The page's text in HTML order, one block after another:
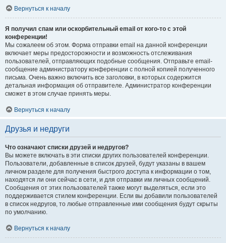
Вернуться к началу
Я получил спам или оскорбительный email от кого-то с этой
конференции!
Мы сожалеем об этом. Форма отправки email на данной конференции
включает меры предосторожности и возможность отслеживания
пользователей, отправляющих подобные сообщения. Отправьте email-
сообщение администратору конференции с полной копией полученного
письма. Очень важно включить все заголовки, в которых содержится
детальная информация об отправителе. Администратор конференции
сможет в этом случае принять меры.
Вернуться к началу
Друзья и недруги
Что означают списки друзей и недругов?
Вы можете включать в эти списки других пользователей конференции.
Пользователи, добавленные в список друзей, будут указаны в вашем
личном разделе для получения быстрого доступа к информации о том,
находятся ли они сейчас в сети, и для отправки им личных сообщений.
Сообщения от этих пользователей также могут выделяться, если это
поддерживается стилем конференции. Если вы добавили пользователей
в список недругов, то любые отправленные ими сообщения будут скрыты
по умолчанию.
Вернуться к началу